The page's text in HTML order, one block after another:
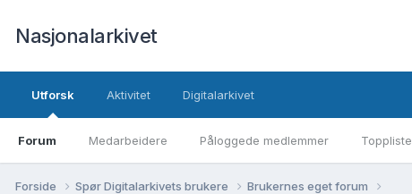
Nasjonalarkivet
Utforsk
Forum Medarbeidere Påloggede medlemmer Toppliste
Aktivitet Digitalarkivet
Forside Spør Digitalarkivets brukere
Brukernes eget forum